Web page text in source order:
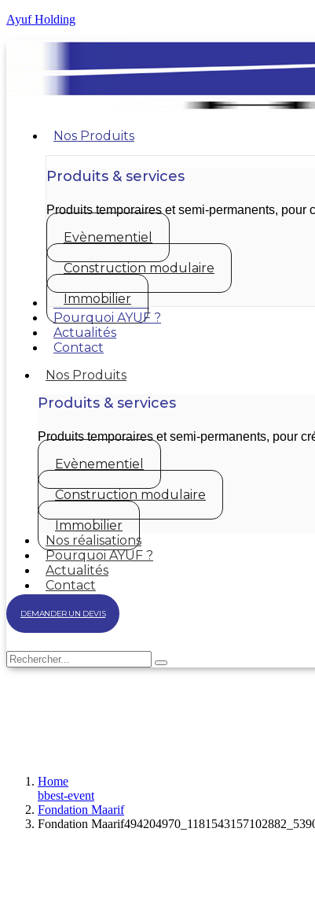
Ayuf Holding
Nos Produits
Produits & services
Produits temporaires et semi-permanents,
Evènementiel
Construction modulaire
Immobilier
Nos réalisations
Pourquoi AYUF ?
Actualités
Contact
Nos Produits
Produits & services
Produits temporaires et semi-permanents, pour
Evènementiel
Construction modulaire
Immobilier
Nos réalisations
Pourquoi AYUF ?
Actualités
Contact
DEMANDER UN DEVIS
Home
bbest-event
Fondation Maarif
Fondation